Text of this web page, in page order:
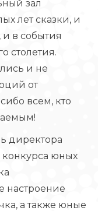
зал
лет сказки, и
в события
столетия.
и не
от
всем, кто
директора
юных
настроение
а также юные